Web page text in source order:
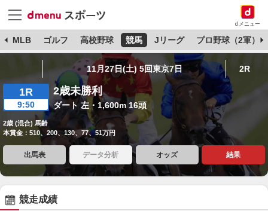
dメニュー
MLB ゴルフ 高校野球 競馬 Jリーグ プロ野球（2軍）
11月27日(土) 5回東京7日 2R
1R
9:50
2歳未勝利
ダート 左・1,600m 16頭
2歳 (混合) 馬齢
本賞金：510、200、130、77、51万円
出馬表 データ分析 オッズ 結果
競走成績